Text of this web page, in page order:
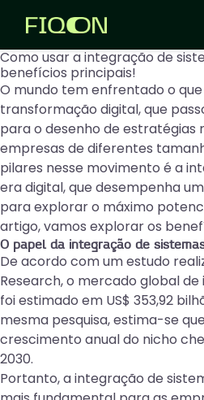
Templates
Aplicativos
Entrar
Criar
Como usar a integração de
benefícios principais!
O mundo tem enfrentado o
transformação digital, que
para o desenho de
empresas de diferentes
pilares nesse movimento é a
era digital, que desempenha
para explorar o máximo
artigo, vamos explorar os
O papel da integração de
De acordo com umestudo
Research, o mercado global
foi estimado em US$ 353,92
mesma pesquisa, estima-se
crescimento anual do nicho
2030.
Portanto, a integração de